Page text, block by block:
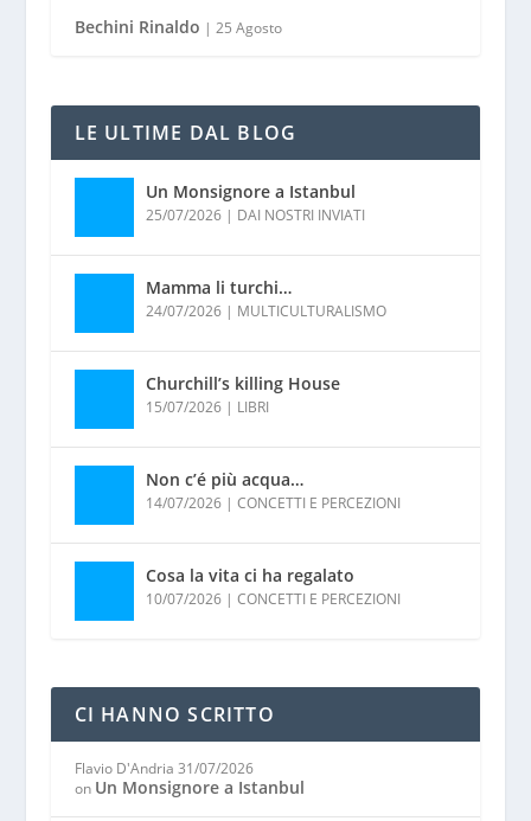
Bechini Rinaldo | 25 Agosto
LE ULTIME DAL BLOG
Un Monsignore a Istanbul
25/07/2026| DAI NOSTRI INVIATI
Mamma li turchi…
24/07/2026| MULTICULTURALISMO
Churchill’s killing House
15/07/2026| LIBRI
Non c’é più acqua…
14/07/2026| CONCETTI E PERCEZIONI
Cosa la vita ci ha regalato
10/07/2026| CONCETTI E PERCEZIONI
CI HANNO SCRITTO
Flavio D'Andria 31/07/2026
on Un Monsignore a Istanbul